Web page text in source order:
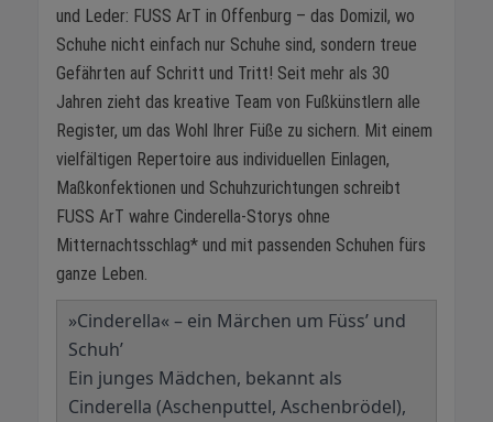
und Leder: FUSS ArT in Offenburg – das Domizil, wo
Schuhe nicht einfach nur Schuhe sind, sondern treue
Gefährten auf Schritt und Tritt! Seit mehr als 30
Jahren zieht das kreative Team von Fußkünstlern alle
Register, um das Wohl Ihrer Füße zu sichern. Mit einem
vielfältigen Repertoire aus individuellen Einlagen,
Maßkonfektionen und Schuhzurichtungen schreibt
FUSS ArT wahre Cinderella-Storys ohne
Mitternachtsschlag* und mit passenden Schuhen fürs
ganze Leben.
»Cinderella« – ein Märchen um Füss’ und
Schuh’
Ein junges Mädchen, bekannt als
Cinderella (Aschenputtel, Aschenbrödel),